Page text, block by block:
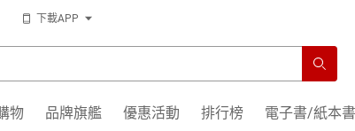
下載APP
物 品牌旗艦 優惠活動 排行榜 電子書/紙本書